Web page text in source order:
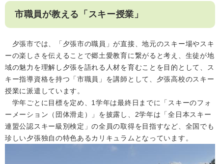
市職員が教える「スキー授業」
夕張市では、「夕張市の職員」が直接、地元のスキー場やスキ
ーの楽しさを伝えることで郷土愛教育に繋がると考え、生徒が地
域の魅力を理解し夕張を語れる人材を育むことを目的として、ス
キー指導資格を持つ「市職員」を講師として、夕張高校のスキー
授業に派遣しています。
学年ごとに目標を定め、1学年は最終日までに「スキーのフォ
ーメーション（団体滑走）」を披露し、2学年は「全日本スキー
連盟公認スキー級別検定」の全員の取得を目指すなど、全国でも
珍しい夕張独自の特色あるカリキュラムとなっています。